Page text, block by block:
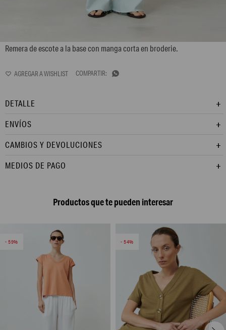
Remera de escote a la base con manga corta en broderie.

DETALLE
ENVÍOS
CAMBIOS Y DEVOLUCIONES
MEDIOS DE PAGO
Productos que te pueden interesar
59 54